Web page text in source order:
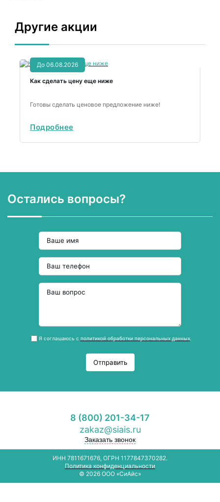
Другие акции
До 06.08.2026
Как сделать цену еще ниже
Готовы сделать ценовое предложение ниже!
Подробнее
Остались вопросы?
Я соглашаюсь с политикой обработки персональных данных.
Отправить
8 (800) 201-34-17
zakaz@siais.ru
Заказать звонок
ИНН 7811671676, ОГРН 1177847370282.
Политика конфиденциальности
© 2026 ООО «СиАйс»